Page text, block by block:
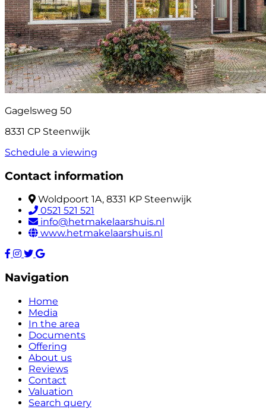
Gagelsweg 50
8331 CP Steenwijk
Schedule a viewing
Contact information
Woldpoort 1A, 8331 KP Steenwijk
0521 521 521
info@hetmakelaarshuis.nl
www.hetmakelaarshuis.nl
Navigation
Home
Media
In the area
Documents
Offering
About us
Reviews
Contact
Valuation
Search query